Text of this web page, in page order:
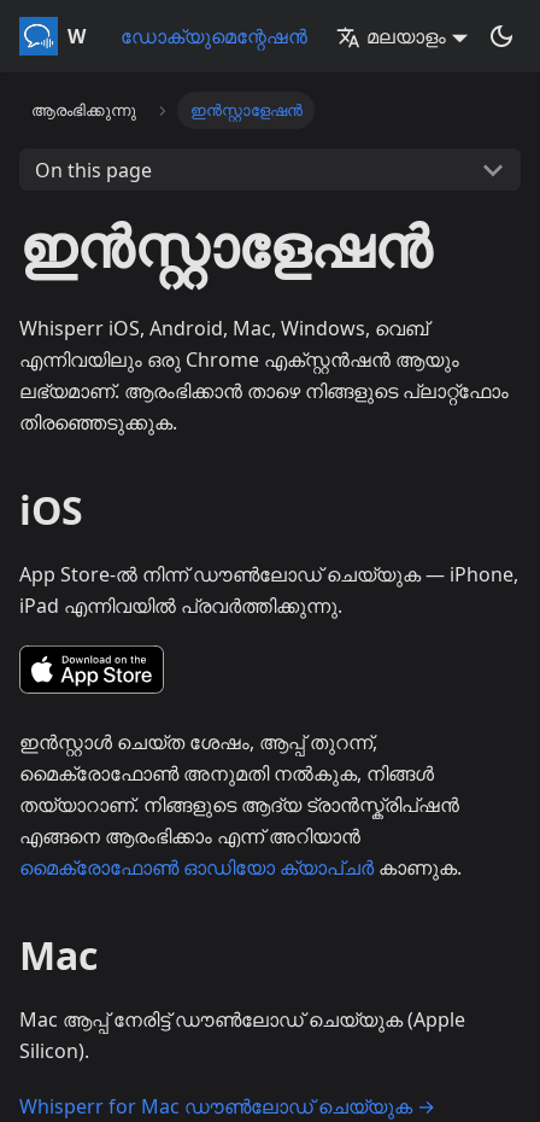
Whisperr ഡോക്യുമെന്റേഷൻ മലയാളം
ആരംഭിക്കുന്നു ഇൻസ്റ്റാളേഷൻ
On this page
ഇൻസ്റ്റാളേഷൻ
Whisperr iOS, Android, Mac, Windows, വെബ്
എന്നിവയിലും ഒരു Chrome എക്സ്റ്റൻഷൻ ആയും
ലഭ്യമാണ്. ആരംഭിക്കാൻ താഴെ നിങ്ങളുടെ പ്ലാറ്റ്‌ഫോം
തിരഞ്ഞെടുക്കുക.
iOS
App Store-ൽ നിന്ന് ഡൗൺലോഡ് ചെയ്യുക — iPhone,
iPad എന്നിവയിൽ പ്രവർത്തിക്കുന്നു.
ഇൻസ്റ്റാൾ ചെയ്ത ശേഷം, ആപ്പ് തുറന്ന്,
മൈക്രോഫോൺ അനുമതി നൽകുക, നിങ്ങൾ
തയ്യാറാണ്. നിങ്ങളുടെ ആദ്യ ട്രാൻസ്ക്രിപ്ഷൻ
എങ്ങനെ ആരംഭിക്കാം എന്ന് അറിയാൻ
മൈക്രോഫോൺ ഓഡിയോ ക്യാപ്ചർകാണുക.
Mac
Mac ആപ്പ് നേരിട്ട് ഡൗൺലോഡ് ചെയ്യുക (Apple
Silicon).
Whisperr for Mac ഡൗൺലോഡ് ചെയ്യുക →